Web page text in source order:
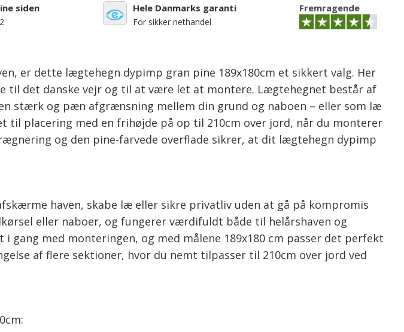
siden Hele Danmarks garanti
For sikker nethandel
Fremragende
er dette lægtehegn dypimp gran pine 189x180cm et sikkert valg. Her
det danske vejr og til at være let at montere. Lægtehegnet består af
stærk og pæn afgrænsning mellem din grund og naboen – eller som læ
til placering med en frihøjde på op til 210cm over jord, når du monterer
og den pine-farvede overflade sikrer, at dit lægtehegn dypimp
haven, skabe læ eller sikre privatliv uden at gå på kompromis
eller naboer, og fungerer værdifuldt både til helårshaven og
med monteringen, og med målene 189x180 cm passer det perfekt
af flere sektioner, hvor du nemt tilpasser til 210cm over jord ved